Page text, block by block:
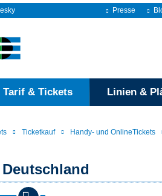
Presse
Tarif & Tickets Linien &
Ticketkauf Handy- und OnlineTickets